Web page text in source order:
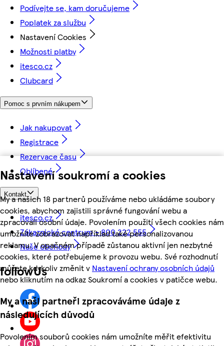
Nastavení soukromí a cookies
My a našich 18 partnerů používáme nebo ukládáme soubory
cookies, abychom zajistili správné fungování webu a
zpracovali osobní údaje. Povolením použití všech cookies nám
umožníte zobrazovat například také personalizovanou
reklamu. V opačném případě zůstanou aktivní jen nezbytné
cookies, které potřebujeme k provozu webu. Své rozhodnutí
můžete kdykoliv změnit v Nastavení ochrany osobních údajů
nebo kliknutím na odkaz Soukromí a cookies v patičce webu.
My a naši partneři zpracováváme údaje z
následujících důvodů
Povolením souborů cookies nám umožníte měřit efektivitu
Podívejte se, kam doručujeme
Poplatek za službu
Nastavení Cookies
Možnosti platby
itesco.cz
Clubcard
Pomoc s prvním nákupem
Jak nakupovat
Registrace
Rezervace času
Oblíbené
Kontakt
itesco.cz
Zákaznické centrum - 800 222 555
Naše obchody
followUs